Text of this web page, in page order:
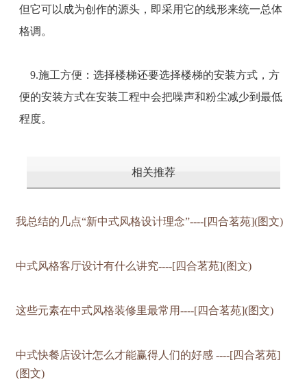
但它可以成为创作的源头，即采用它的线形来统一总体
格调。
9.施工方便：选择楼梯还要选择楼梯的安装方式，方
便的安装方式在安装工程中会把噪声和粉尘减少到最低
程度。
相关推荐
我总结的几点“新中式风格设计理念”----[四合茗苑](图文)
中式风格客厅设计有什么讲究----[四合茗苑](图文)
这些元素在中式风格装修里最常用----[四合茗苑](图文)
中式快餐店设计怎么才能赢得人们的好感 ----[四合茗苑]
(图文)